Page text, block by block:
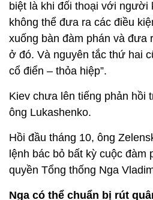
biệt là khi đối thoại với người
không thể đưa ra các điều
xuống bàn đàm phán và đưa
ở đó. Và nguyên tắc thứ hai
cổ điển – thỏa hiệp”.
Kiev chưa lên tiếng phản hồi
ông Lukashenko.
Hồi đầu tháng 10, ông
lệnh bác bỏ bất kỳ cuộc đàm
quyền Tổng thống Nga
Nga có thể chuẩn bị rút